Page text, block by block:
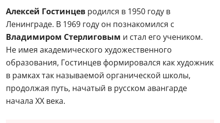
Алексей Гостинцев родился в 1950 году в
Ленинграде. В 1969 году он познакомился с
Владимиром Стерлиговым и стал его учеником.
Не имея академического художественного
образования, Гостинцев формировался как художник
в рамках так называемой органической школы,
продолжая путь, начатый в русском авангарде
начала XX века.